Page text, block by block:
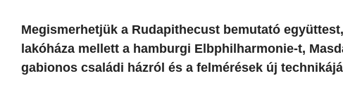
Megismerhetjük a Rudapithecust bemutató
lakóháza mellett a hamburgi Elbphilharmonie-t,
gabionos családi házról és a felmérések új